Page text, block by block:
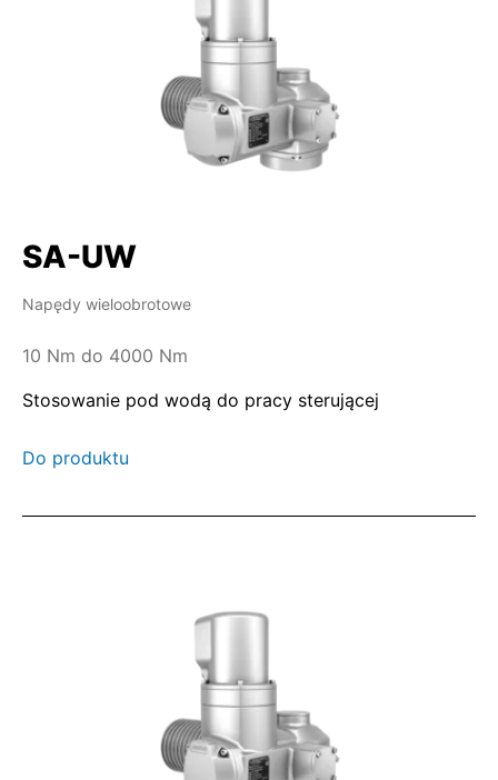
SA-UW
Napędy wieloobrotowe
10 Nm do 4000 Nm
Stosowanie pod wodą do pracy sterującej
Do produktu